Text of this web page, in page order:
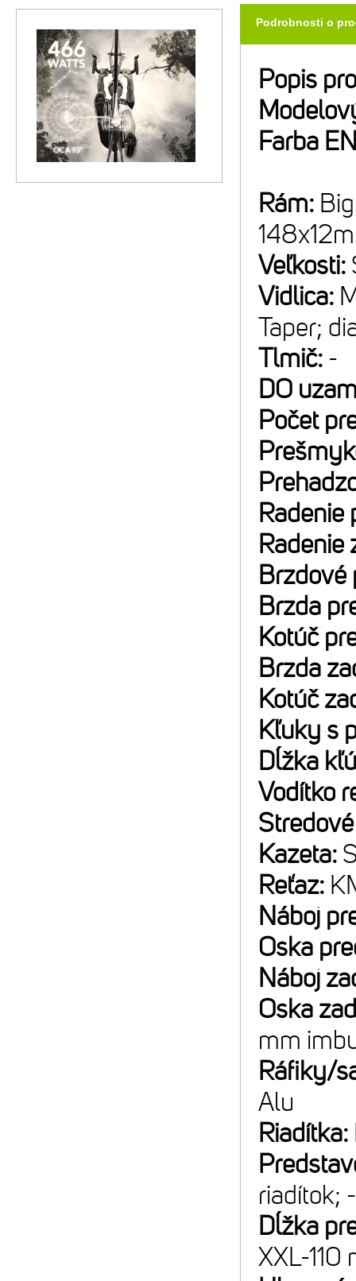
Podrobnosti o
Popis
Farba
Rám:
Veľkosti:
Vidlica:
Taper;
Tlmič: -
DO
Počet
Radenie
Radenie
Brzda
Kotúč
Brzda
Kotúč
Kľuky s
Dĺžka
Vodítko
Kazeta:
Reťaz:
Náboj
Oska
Náboj
Oska
mm
Ráfiky/
Alu
Riadítka:
riadítok;
Dĺžka
XXL-110